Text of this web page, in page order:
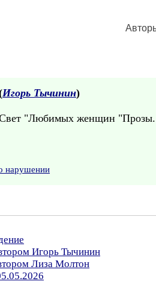
Игорь Тычинин)
Свет "Любимых женщин
нарушении
Игорь Тычинин
Лиза Молтон